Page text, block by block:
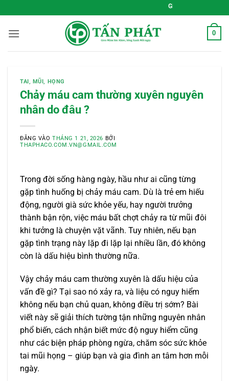
qua
nội
Gieo Mầm Sức Khỏe, Sống Xanh
0
TAI, MŨI, HỌNG
Chảy máu cam thường xuyên nguyên
nhân do đâu ?
ĐĂNG VÀOTHÁNG 1 21, 2026 BỞI
THAPHACO.COM.VN@GMAIL.COM
Trong đời sống hàng ngày, hầu như ai cũng từng
gặp tình huống bị chảy máu cam. Dù là trẻ em hiếu
động, người già sức khỏe yếu, hay người trưởng
thành bận rộn, việc máu bất chợt chảy ra từ mũi đôi
khi tưởng là chuyện vặt vãnh. Tuy nhiên, nếu bạn
gặp tình trạng này lặp đi lặp lại nhiều lần, đó không
còn là dấu hiệu bình thường nữa.
Vậy chảy máu cam thường xuyên là dấu hiệu của
vấn đề gì? Tại sao nó xảy ra, và liệu có nguy hiểm
không nếu bạn chủ quan, không điều trị sớm? Bài
viết này sẽ giải thích tường tận những nguyên nhân
phổ biến, cách nhận biết mức độ nguy hiểm cũng
như các biện pháp phòng ngừa, chăm sóc sức khỏe
tai mũi họng – giúp bạn và gia đình an tâm hơn mỗi
ngày.